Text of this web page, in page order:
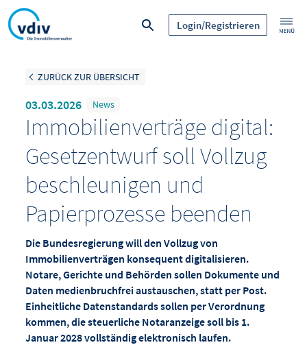
Login/Registrieren
ZURÜCK ZUR ÜBERSICHT
03.03.2026 News
Immobilienverträge digital:
Gesetzentwurf soll Vollzug
beschleunigen und
Papierprozesse beenden
Die Bundesregierung will den Vollzug von
Immobilienverträgen konsequent digitalisieren.
Notare, Gerichte und Behörden sollen Dokumente und
Daten medienbruchfrei austauschen, statt per Post.
Einheitliche Datenstandards sollen per Verordnung
kommen, die steuerliche Notaranzeige soll bis 1.
Januar 2028 vollständig elektronisch laufen.